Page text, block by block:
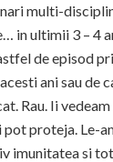
multi-
in ultimii 3 – 4
de episod
ani sau de
Rau. Ii
proteja. Le-
imunitatea si